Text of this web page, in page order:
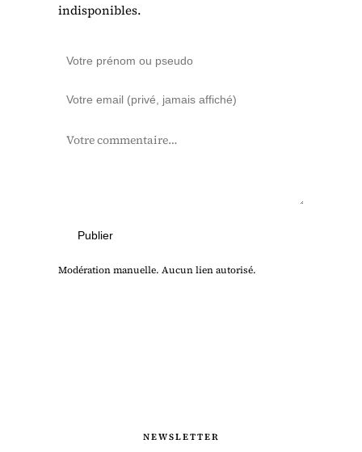
indisponibles.
Publier
Modération manuelle. Aucun lien autorisé.
NEWSLETTER